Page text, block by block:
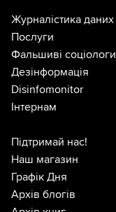
Журналістика даних
Послуги
Фальшиві соціологи
Дезінформація
Disinfomonitor
Інтернам
Підтримай нас!
Наш магазин
Графік Дня
Архів блогів